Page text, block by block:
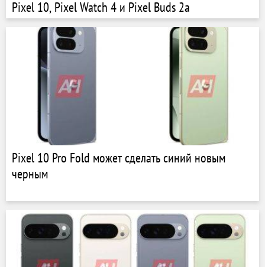
Pixel 10, Pixel Watch 4 и Pixel Buds 2a
Pixel 10 Pro Fold может сделать синий новым
черным